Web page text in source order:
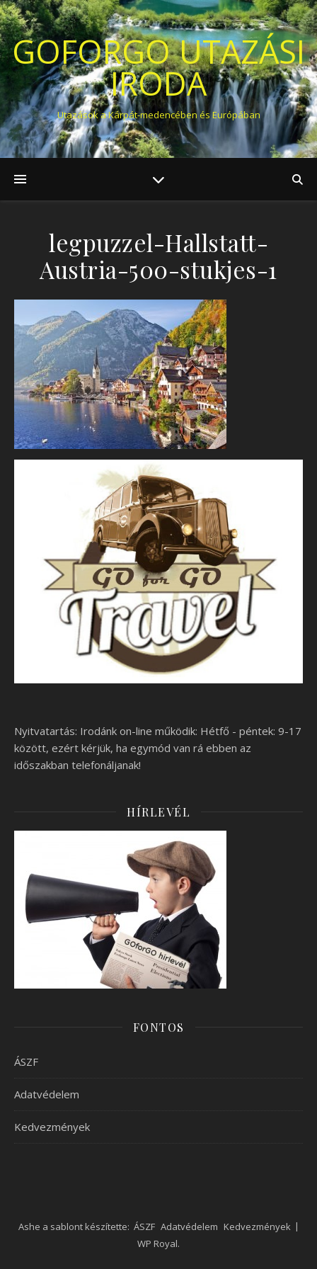
GOFORGO UTAZÁSI
IRODA
Utazások a Kárpát-medencében és Európában
legpuzzel-Hallstatt-
Austria-500-stukjes-1
Nyitvatartás: Irodánk on-line működik: Hétfő - péntek: 9-17
között, ezért kérjük, ha egymód van rá ebben az
időszakban telefonáljanak!
HÍRLEVÉL
FONTOS
ÁSZF
Adatvédelem
Kedvezmények
ÁSZF Adatvédelem Kedvezmények
Ashe a sablont készítette:
WP Royal.